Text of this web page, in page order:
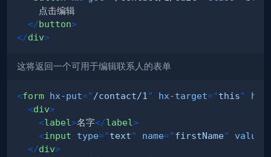
</button>
</div>
这将返回一个可用于编辑联系人的表单
<form hx-put=" /contact/1 " hx-target="this"
hx-
<div>
<label>名字</label>
<input type="text" name="firstName" value
</div>